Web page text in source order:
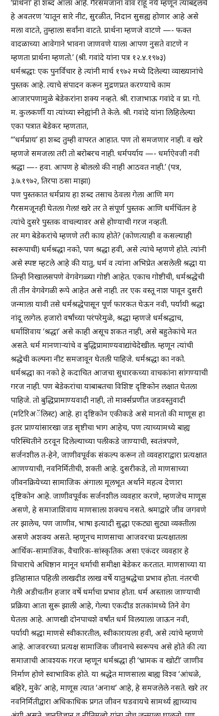
‘प्रार्थना’ हा शब्द आला आहे. गैरसमजांना वाव राहू नये म्हणून त्याबद्दलचे
हे अवतरण ‘यातून सारे नीट, सुरळीत, निदान सुसह्य होणार आहे असे
मला वाटते, तुम्हाला सर्वांना वाटते. प्रार्थना म्हणजे वाटणे —- फक्त
वादळाच्या आवेगाने भावना जाणवणे याला आपण नुसते वाटणे न
म्हणता प्रार्थना म्हणतो.’ (श्री. गवांदे यांना पत्र १२.४.१९७३)
धर्मश्रद्धा: एक पुनर्विचार हे त्यांनी मार्च १९७२ मध्ये दिलेल्या व्याख्यानांचे
पुस्तक आहे. त्याचे संपादन करून मुद्रणप्रत करण्याचे काम
आजारपणामुळे बेडेकरांना शक्य नव्हते. श्री. राजाभाऊ गवांदे व प्रा. गो.
म. कुलकर्णी या त्यांच्या स्नेह्यांनी ते केले. श्री. गवांदे यांना लिहिलेल्या
एका पत्रात बेडेकर म्हणतात,
“’धर्मप्राय’ हा शब्द तुम्ही वापरत आहात. पण तो समजणार नाही. व खरे
म्हणजे समजला तरी तो बरोबरच नाही. धर्मपर्याय —- धर्माऐवजी नवी
श्रद्धा —- हवा. आपण हे बोललो की नाही आठवत नाही.’ (पत्र,
३.७.१९७२, तिरपा ठसा माझा)
पण पुस्तकात धर्मप्राय हा शब्द तसाच ठेवला गेला आणि मग
गैरसमजूनही घेतला गेला! खरे तर ते संपूर्ण पुस्तक आणि धर्मचिंतन हे
त्यांचे दुसरे पुस्तक वाचल्यावर असे होण्याची गरज नव्हती.
तर मग बेडेकरांचे म्हणणे तरी काय होते? (कोणत्याही व कसल्याही
स्वरूपाची) धर्मश्रद्धा नको, पण श्रद्धा हवी, असे त्यांचे म्हणणे होते. त्यांनी
असे स्पष्ट म्हटले आहे की यातु, धर्म व त्यांना अभिप्रेत असलेली श्रद्धा या
तिन्ही निखालसपणे वेगवेगळ्या गोष्टी आहेत. एकाच गोष्टीची, धर्मश्रद्धेची
ती तीन वेगवेगळी रूपे आहेत असे नाही. तर एक वस्तू नाश पावून दुसरी
जन्माला यावी तसे धर्मश्रद्धेपासून पूर्ण फारकत घेऊन नवी, पर्यायी श्रद्धा
नांदू लागेल. हजारो वर्षांच्या परंपरेमुळे, श्रद्धा म्हणजे धर्मश्रद्धाच,
धर्माशिवाय ‘श्रद्धा’ असे काही असूच शकत नाही, असे बहुतेकांचे मत
असते. धर्म मानणाऱ्यांचे व बुद्धिप्रामाण्यवाद्यांचेदेखील. म्हणून त्यांची
श्रद्धेची कल्पना नीट समजावून घेतली पाहिजे. धर्मश्रद्धा का नको.
धर्मश्रद्धा का नको हे कदाचित आजचा सुधारकच्या वाचकांना सांगण्याची
गरज नाही. पण बेडेकरांचा याबाबतचा विशिष्ट दृष्टिकोन लक्षात घेतला
पाहिजे. तो बुद्धिप्रामाण्यवादी नाही, तो मार्क्सप्रणीत जडवस्तुवादी
(मटिरिअॅलिस्ट) आहे. हा दृष्टिकोन एकीकडे असे मानतो की माणूस हा
इतर प्राण्यांसारखा जड सृष्टीचा भाग आहेच, पण त्याच्यामध्ये बाह्य
परिस्थितीने ठरवून दिलेल्याच्या पलीकडे जाण्याची, स्वतंत्रपणे,
सर्जनशील त-हेने, जाणीवपूर्वक संकल्प करून तो व्यवहाराद्वारा प्रत्यक्षात
आणण्याची, नवनिर्मितीची, शक्ती आहे. दुसरीकडे, तो माणसाच्या
जीवनक्रियेच्या सामाजिक अंगाला मूलभूत अर्थाने महत्व देणारा
दृष्टिकोन आहे. जाणीवपूर्वक सर्जनशील व्यवहार करणे, म्हणजेच माणूस
असणे, हे समाजाशिवाय माणसाला शक्यच नसते. श्रमाद्वारे जीव जगवणे
तर झालेच, पण जाणीव, भाषा इत्यादी सुद्धा एकट्या सुट्या व्यक्तीला
असणे अशक्य असते. म्हणूनच माणसाचा आजवरचा प्रत्यक्षातला
आर्थिक-सामाजिक, वैचारिक-सांस्कृतिक असा एकंदर व्यवहार हे
विचाराचे अधिष्ठान मानून धर्माची समीक्षा बेडेकर करतात. माणसाच्या या
इतिहासात पहिली लाखदीड लाख वर्षे यातुश्रद्धेचा प्रभाव होता. नंतरची
गेली अडीचतीन हजार वर्षे धर्माचा प्रभाव होता. धर्म अस्ताला जाण्याची
प्रक्रिया आता सुरू झाली आहे, गेल्या एकदीड शतकांमध्ये तिने वेग
घेतला आहे. आणखी दोनपाचशे वर्षांत धर्म विलयाला जाऊन नवी,
पर्यायी श्रद्धा माणसे स्वीकारतील, स्वीकारायला हवी, असे त्यांचे म्हणणे
आहे. आजवरच्या प्रत्यक्ष सामाजिक जीवनाचे स्वरूपच असे होते की त्या
समाजाची आवश्यक गरज म्हणून धर्मश्रद्धा ही ‘भ्रामक व खोटी’ जाणीव
निर्माण होणे स्वाभाविक होते. या श्रद्धेत माणसाला बाह्य विश्व ‘आंधळे,
बहिरे, मुके’ आहे, माणूस त्यात ‘अनाथ’ आहे, हे समजलेले नसते. खरे तर
नवनिर्मितीद्वारा अधिकाधिक प्रगत जीवन घडवायचे सामर्थ्य ह्याच्याच